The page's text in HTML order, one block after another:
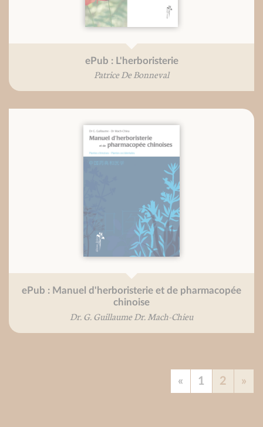
ePub : L'herboristerie
Patrice De Bonneval
ePub : Manuel d'herboristerie et de pharmacopée
chinoise
Dr. G. Guillaume Dr. Mach-Chieu
« 1 2 »